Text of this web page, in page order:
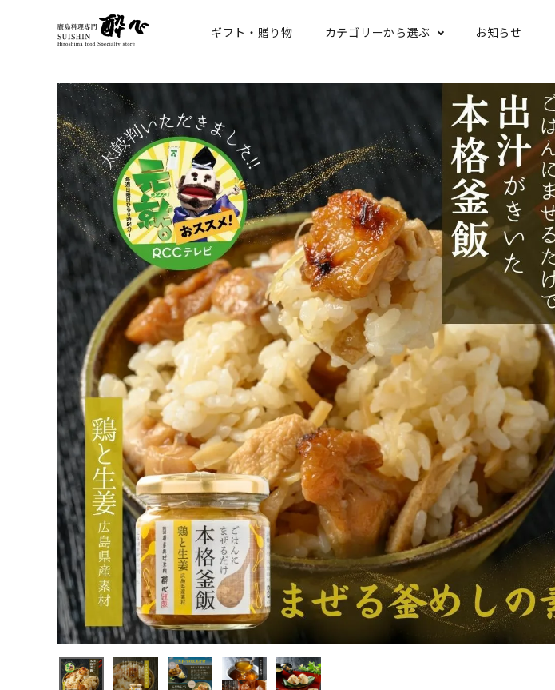
ギフト・贈り物 カテゴリーから選ぶ お知らせ